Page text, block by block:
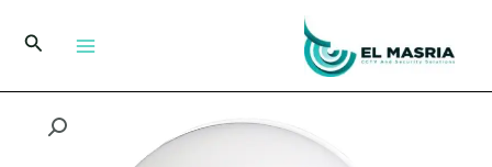
المحتوى
البحث